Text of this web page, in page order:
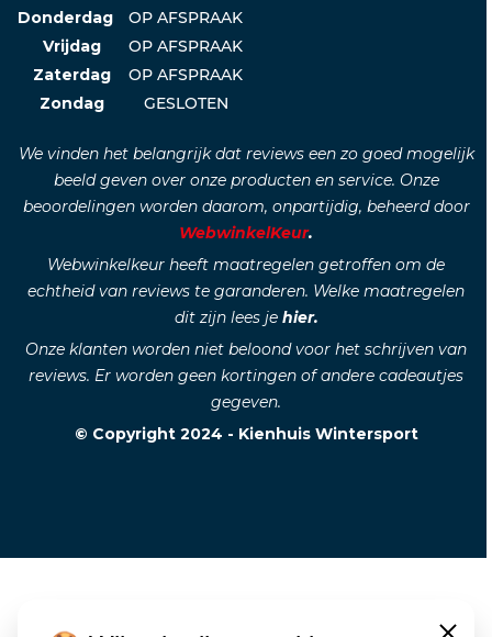
Donderdag
OP AFSPRAAK
Vrijdag
OP AFSPRAAK
Zaterdag
OP AFSPRAAK
Zondag
GESLOTEN
We vinden het belangrijk dat reviews een zo goed mogelijk
beeld geven over onze producten en service. Onze
beoordelingen worden daarom, onpartijdig, beheerd door
WebwinkelKeur.
Webwinkelkeur heeft maatregelen getroffen om de
echtheid van reviews te garanderen. Welke maatregelen
dit zijn lees je hier.
Onze klanten worden niet beloond voor het schrijven van
reviews. Er worden geen kortingen of andere cadeautjes
gegeven.
© Copyright 2024 - Kienhuis Wintersport